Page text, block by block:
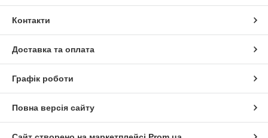
Контакти
Доставка та оплата
Графік роботи
Повна версія сайту